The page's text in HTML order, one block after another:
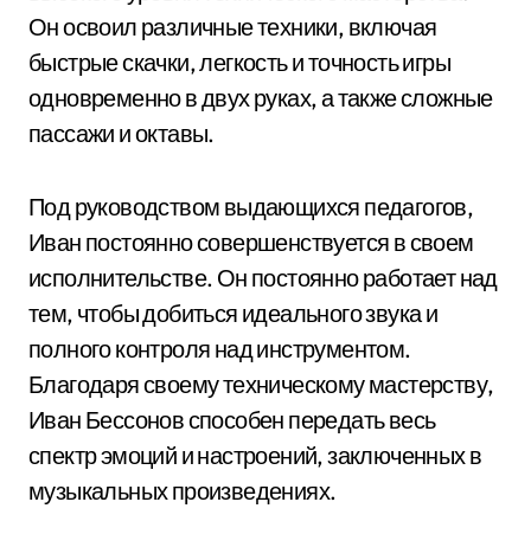
Он освоил различные техники, включая
быстрые скачки, легкость и точность игры
одновременно в двух руках, а также сложные
пассажи и октавы.
Под руководством выдающихся педагогов,
Иван постоянно совершенствуется в своем
исполнительстве. Он постоянно работает над
тем, чтобы добиться идеального звука и
полного контроля над инструментом.
Благодаря своему техническому мастерству,
Иван Бессонов способен передать весь
спектр эмоций и настроений, заключенных в
музыкальных произведениях.